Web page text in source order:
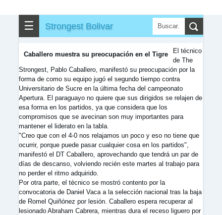
☰ Strongest Bolivar
Caballero muestra su preocupación en el Tigre
El técnico
de The
Strongest, Pablo Caballero, manifestó su preocupación por la
forma de como su equipo jugó el segundo tiempo contra
Universitario de Sucre en la última fecha del campeonato
Apertura. El paraguayo no quiere que sus dirigidos se relajen de
esa forma en los partidos, ya que considera que los
compromisos que se avecinan son muy importantes para
mantener el liderato en la tabla.
"Creo que con el 4-0 nos relajamos un poco y eso no tiene que
ocurrir, porque puede pasar cualquier cosa en los partidos",
manifestó el DT Caballero, aprovechando que tendrá un par de
días de descanso, volviendo recién este martes al trabajo para
no perder el ritmo adquirido.
Por otra parte, el técnico se mostró contento por la
convocatoria de Daniel Vaca a la selección nacional tras la baja
de Romel Quiñónez por lesión. Caballero espera recuperar al
lesionado Abraham Cabrera, mientras dura el receso liguero por
▶ Partidos ▼